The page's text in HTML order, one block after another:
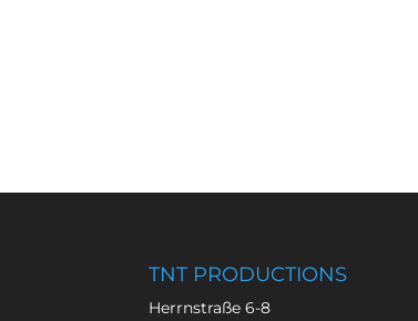
TNT PRODUCTIONS
Herrnstraße 6-8